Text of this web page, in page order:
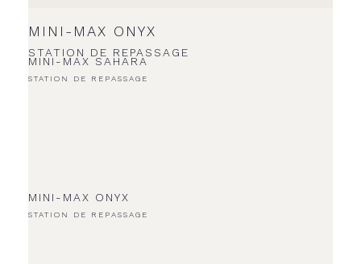
MINI-MAX ONYX
STATION DE REPASSAGE
MINI-MAX SAHARA
STATION DE REPASSAGE
MINI-MAX ONYX
STATION DE REPASSAGE